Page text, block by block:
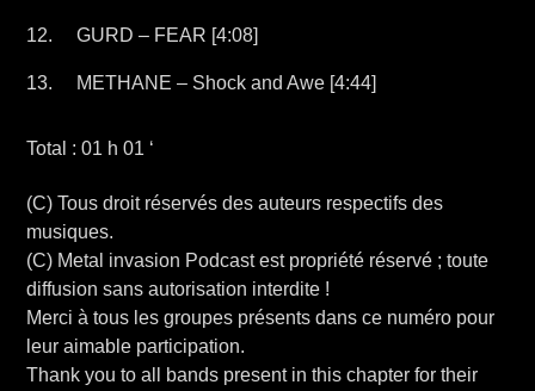
GURD – FEAR [4:08]
METHANE – Shock and Awe [4:44]
Total : 01 h 01 ‘
(C) Tous droit réservés des auteurs respectifs des
musiques.
(C) Metal invasion Podcast est propriété réservé ; toute
diffusion sans autorisation interdite !
Merci à tous les groupes présents dans ce numéro pour
leur aimable participation.
Thank you to all bands present in this chapter for their